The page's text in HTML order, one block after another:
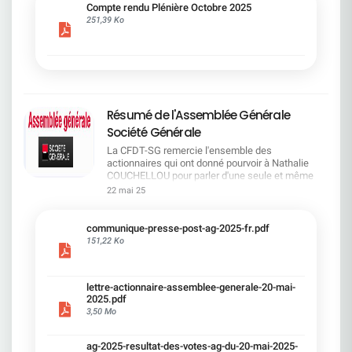
cadre du dialogue social.Bonne lecture !
Compte rendu Plénière Octobre 2025
251,39 Ko
Résumé de l'Assemblée Générale
Société Générale
La CFDT-SG remercie l'ensemble des
actionnaires qui ont donné pourvoir à Nathalie
COUCHELLOU pour parler d'une seule et même
voix.L'assemblée Générale s'est ouverte avec 4
souligné la forte amélioration en 2024 de tous les
facteurs financiers et le premier trimestre 2025
solide. Etre une banque simple et intégrée. Etre
une banque efficace. Etre une banque rentable. Le
Directeur Général Délégué, Pierre PALMIERI, a
22 mai 25
communique-presse-post-ag-2025-fr.pdf
151,22 Ko
lettre-actionnaire-assemblee-generale-20-mai-
2025.pdf
3,50 Mo
ag-2025-resultat-des-votes-ag-du-20-mai-2025-